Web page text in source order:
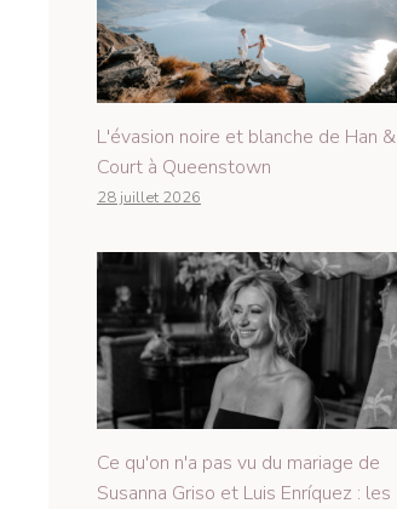
L'évasion noire et blanche de Han &
Court à Queenstown
28 juillet 2026
Ce qu'on n'a pas vu du mariage de
Susanna Griso et Luis Enríquez : les